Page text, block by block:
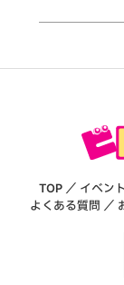
TOP ／ イベン
よくある質問 ／